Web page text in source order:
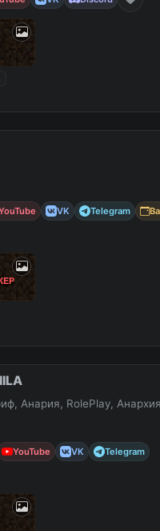
VK Telegram
ЕР
Анария, RolePlay,
YouTube VK
Telegram